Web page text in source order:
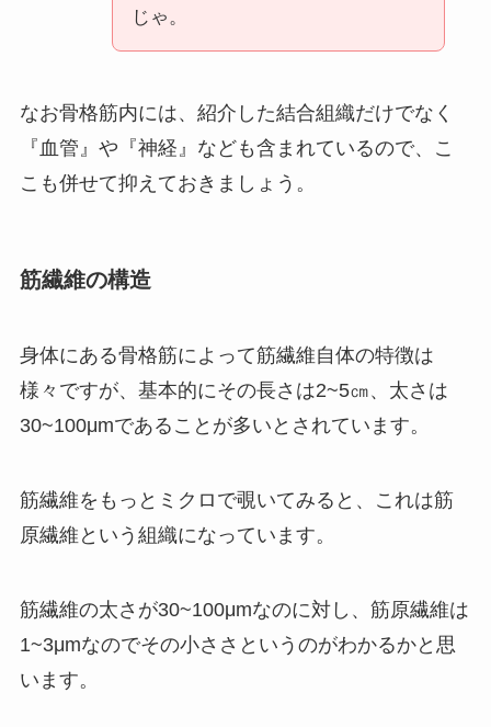
じゃ。
なお骨格筋内には、紹介した結合組織だけでなく
『血管』や『神経』なども含まれているので、こ
こも併せて抑えておきましょう。
筋繊維の構造
身体にある骨格筋によって筋繊維自体の特徴は
様々ですが、基本的にその長さは2~5㎝、太さは
30~100μmであることが多いとされています。
筋繊維をもっとミクロで覗いてみると、これは筋
原繊維という組織になっています。
筋繊維の太さが30~100μmなのに対し、筋原繊維は
1~3μmなのでその小ささというのがわかるかと思
います。